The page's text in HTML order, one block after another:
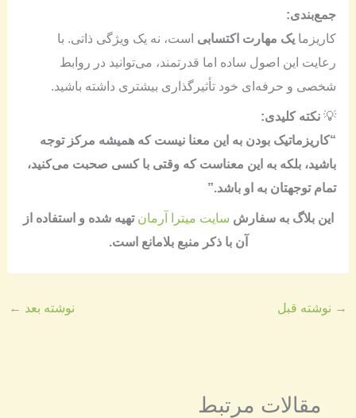
جمع‌بندی:
کاریزمایک مهارت اکتسابی است، نه یک ویژگی ذاتی. با
رعایت این اصول ساده اما قدرتمند، می‌توانید در روابط
شخصی و حرفه‌ای خود تأثیرگذاری بیشتری داشته باشید.
💡نکته کلیدی:
“کاریزماتیک بودن به این معنا نیست که همیشه مرکز توجه
باشید، بلکه به این معناست که وقتی با کسی صحبت می‌کنید،
تمام توجهتان به او باشد.”
​​این بلاگ به سفارش سایت میترا آرمان تهیه شده و استفاده از
آن با ذکر منبع بلامانع است​.
→ نوشته قبل نوشته بعد ←
مقالات مرتبط